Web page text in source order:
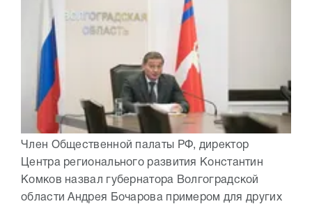
Член Общественной палаты РФ, директор
Центра регионального развития Константин
Комков назвал губернатора Волгоградской
области Андрея Бочарова примером для других